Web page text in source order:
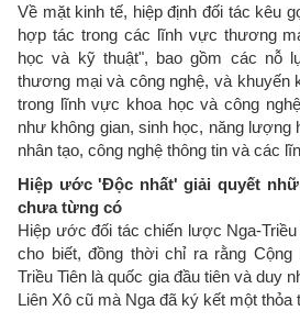
Về mặt kinh tế, hiệp định đối tác kêu
hợp tác trong các lĩnh vực thương
học và kỹ thuật", bao gồm các nỗ
thương mại và công nghệ, và khuyến
trong lĩnh vực khoa học và công
như không gian, sinh học, năng lượng
nhân tạo, công nghệ thông tin và các
Hiệp ước 'Độc nhất' giải quyết
chưa từng có
Hiệp ước đối tác chiến lược Nga-
cho biết, đồng thời chỉ ra rằng Cộng
Triều Tiên là quốc gia đầu tiên và duy
Liên Xô cũ mà Nga đã ký kết một thỏa